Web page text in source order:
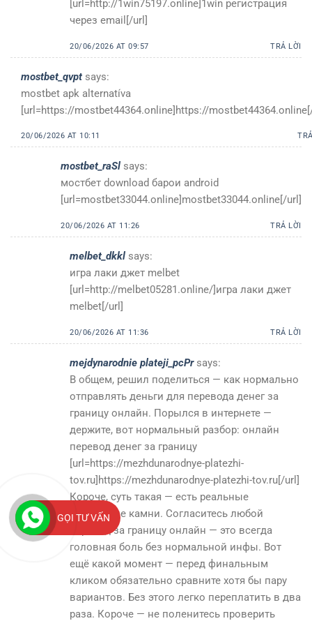
[url=http://1win75197.online]1win регистрация
через email[/url]
20/06/2026 AT 09:57 TRẢ LỜI
mostbet_qvpt says:
mostbet apk alternatíva
[url=https://mostbet44364.online]https://
20/06/2026 AT 10:11
mostbet_raSl says:
мостбет download барои android
[url=mostbet33044.online]mostbet33044.online[/url]
20/06/2026 AT 11:26 TRẢ LỜI
melbet_dkkl says:
игра лаки джет melbet
[url=http://melbet05281.online/]игра лаки джет
melbet[/url]
20/06/2026 AT 11:36 TRẢ LỜI
mejdynarodnie plateji_pcPr says:
В общем, решил поделиться — как нормально
отправлять деньги для перевода денег за
границу онлайн. Порылся в интернете —
держите, вот нормальный разбор: онлайн
перевод денег за границу
[url=https://mezhdunarodnye-platezhi-
tov.ru]https://mezhdunarodnye-platezhi-tov.ru[/url]
Короче, суть такая — есть реальные
подводные камни. Согласитесь любой
перевод за границу онлайн — это всегда
головная боль без нормальной инфы. Вот
ещё какой момент — перед финальным
кликом обязательно сравните хотя бы пару
вариантов. Без этого легко переплатить в два
раза. Короче — не поленитесь проверить
GỌI TƯ VẤN